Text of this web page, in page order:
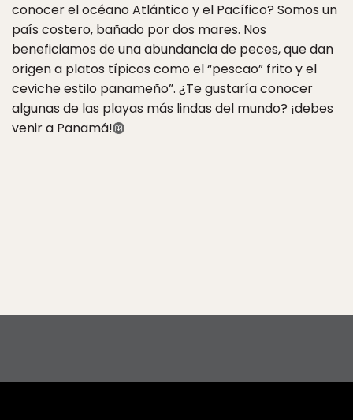
conocer el océano Atlántico y el Pacífico? Somos un
país costero, bañado por dos mares. Nos
beneficiamos de una abundancia de peces, que dan
origen a platos típicos como el “pescao” frito y el
ceviche estilo panameño”. ¿Te gustaría conocer
algunas de las playas más lindas del mundo? ¡debes
venir a Panamá!